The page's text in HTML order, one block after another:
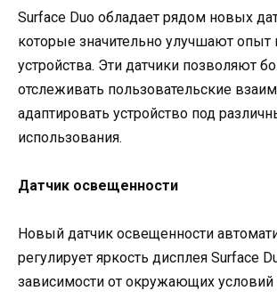
Surface Duo обладает рядом новых
которые значительно улучшают опыт
устройства. Эти датчики позволяют
отслеживать пользовательские
адаптировать устройство под
использования.
Датчик освещенности
Новый датчик освещенности
регулирует яркость дисплея Surface
зависимости от окружающих условий